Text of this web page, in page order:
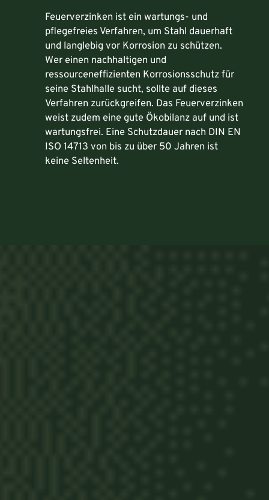
Feuerverzinken ist ein wartungs- und
pflegefreies Verfahren, um Stahl dauerhaft
und langlebig vor Korrosion zu schützen.
Wer einen nachhaltigen und
ressourceneffizienten Korrosionsschutz für
seine Stahlhalle sucht, sollte auf dieses
Verfahren zurückgreifen. Das Feuerverzinken
weist zudem eine gute Ökobilanz auf und ist
wartungsfrei. Eine Schutzdauer nach DIN EN
ISO 14713 von bis zu über 50 Jahren ist
keine Seltenheit.